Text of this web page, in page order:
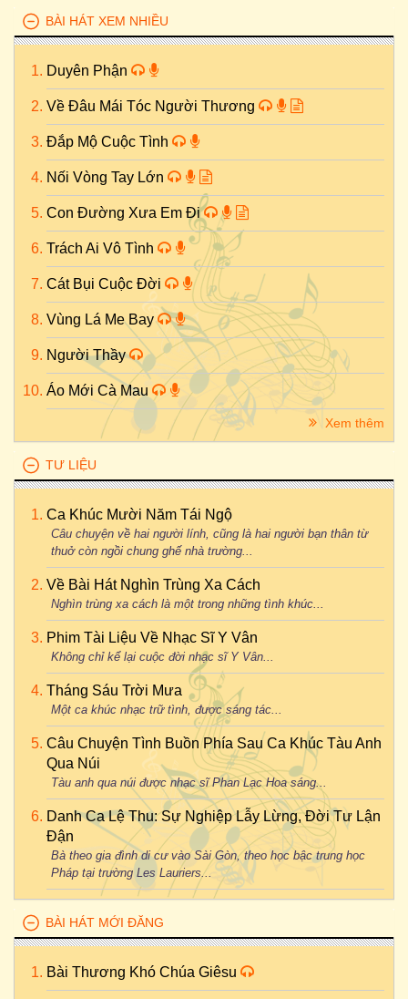
BÀI HÁT XEM NHIỀU
Duyên Phận
Về Đâu Mái Tóc Người Thương
Đắp Mộ Cuộc Tình
Nối Vòng Tay Lớn
Con Đường Xưa Em Đi
Trách Ai Vô Tình
Cát Bụi Cuộc Đời
Vùng Lá Me Bay
Người Thầy
Áo Mới Cà Mau
Xem thêm
TƯ LIỆU
Ca Khúc Mười Năm Tái Ngộ
Câu chuyện về hai người lính, cũng là hai người bạn thân từ
thuở còn ngồi chung ghế nhà trường...
Về Bài Hát Nghìn Trùng Xa Cách
Nghìn trùng xa cách là một trong những tình khúc...
Phim Tài Liệu Về Nhạc Sĩ Y Vân
Không chỉ kể lại cuộc đời nhạc sĩ Y Vân...
Tháng Sáu Trời Mưa
Một ca khúc nhạc trữ tình, được sáng tác...
Câu Chuyện Tình Buồn Phía Sau Ca Khúc Tàu Anh
Qua Núi
Tàu anh qua núi được nhạc sĩ Phan Lạc Hoa sáng...
Danh Ca Lệ Thu: Sự Nghiệp Lẫy Lừng, Đời Tư Lận
Đận
Bà theo gia đình di cư vào Sài Gòn, theo học bậc trung học
Pháp tại trường Les Lauriers...
BÀI HÁT MỚI ĐĂNG
Bài Thương Khó Chúa Giêsu